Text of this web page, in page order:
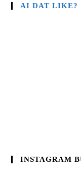
AI DAT LIKE?
INSTAGRAM